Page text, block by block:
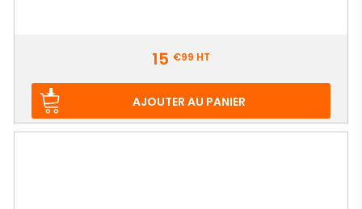
15 €99 HT
AJOUTER AU PANIER